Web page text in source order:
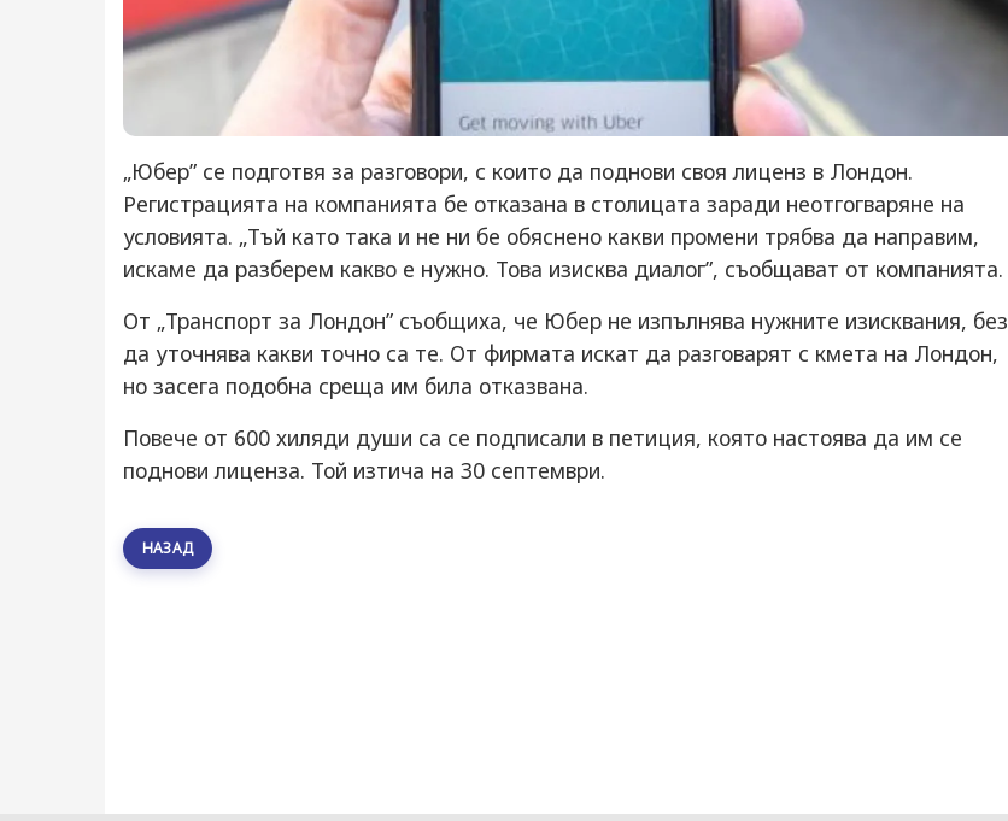
„Юбер” се подготвя за разговори, с които да поднови своя лиценз в Лондон.
Регистрацията на компанията бе отказана в столицата заради неотгогваряне на
условията. „Тъй като така и не ни бе обяснено какви промени трябва да направим,
искаме да разберем какво е нужно. Това изисква диалог”, съобщават от компанията.
От „Транспорт за Лондон” съобщиха, че Юбер не изпълнява нужните изисквания, без
да уточнява какви точно са те. От фирмата искат да разговарят с кмета на Лондон,
но засега подобна среща им била отказвана.
Повече от 600 хиляди души са се подписали в петиция, която настоява да им се
поднови лиценза. Той изтича на 30 септември.
НАЗАД